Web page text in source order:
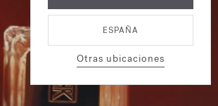
ESPAÑA
Otras ubicaciones